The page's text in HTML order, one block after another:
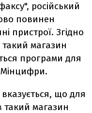
російський
повинен
пристрої. Згідно
магазин
програми для
Мінцифри.
вказується, що для
такий магазин